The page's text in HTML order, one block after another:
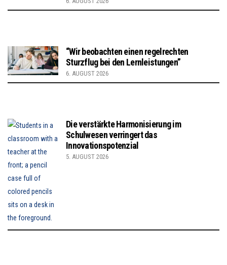
“Wir beobachten einen regelrechten
Sturzflug bei den Lernleistungen”
6. AUGUST 2026
Die verstärkte Harmonisierung im
Schulwesen verringert das
Innovationspotenzial
5. AUGUST 2026